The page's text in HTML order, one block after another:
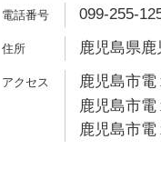
099-255-
鹿児島県
鹿児島市
鹿児島市
鹿児島市